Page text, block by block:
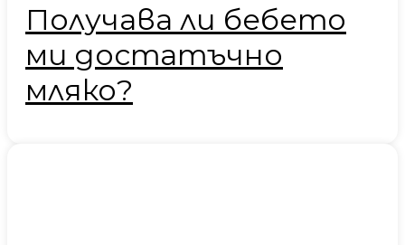
Получава ли бебето
ми достатъчно
мляко?